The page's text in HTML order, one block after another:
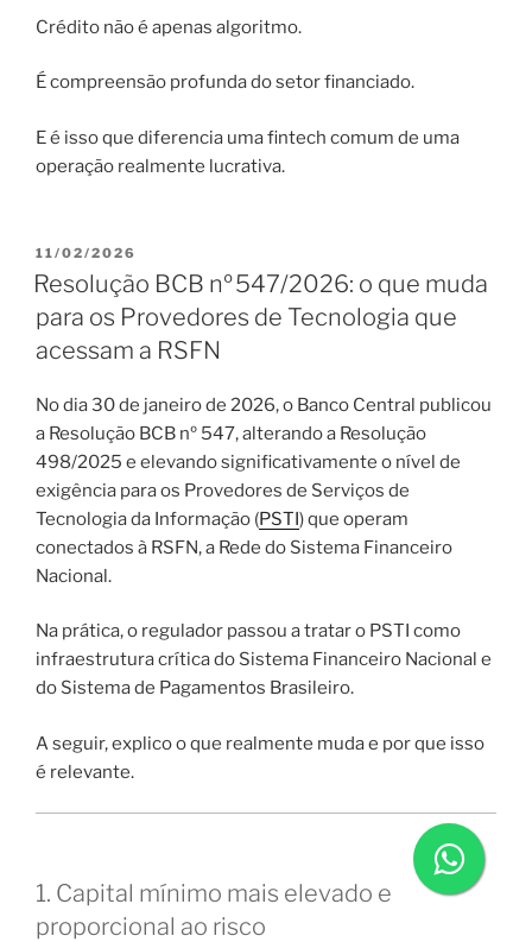
Crédito não é apenas algoritmo.
É compreensão profunda do setor financiado.
E é isso que diferencia uma fintech comum de uma
operação realmente lucrativa.
PUBLICADO
EM
11/02/2026
Resolução BCB nº 547/2026: o que muda
para os Provedores de Tecnologia que
acessam a RSFN
No dia 30 de janeiro de 2026, o Banco Central publicou
a Resolução BCB nº 547, alterando a Resolução
498/2025 e elevando significativamente o nível de
exigência para os Provedores de Serviços de
Tecnologia da Informação (PSTI) que operam
conectados à RSFN, a Rede do Sistema Financeiro
Nacional.
Na prática, o regulador passou a tratar o PSTI como
infraestrutura crítica do Sistema Financeiro Nacional e
do Sistema de Pagamentos Brasileiro.
A seguir, explico o que realmente muda e por que isso
é relevante.
1. Capital mínimo mais elevado e
proporcional ao risco